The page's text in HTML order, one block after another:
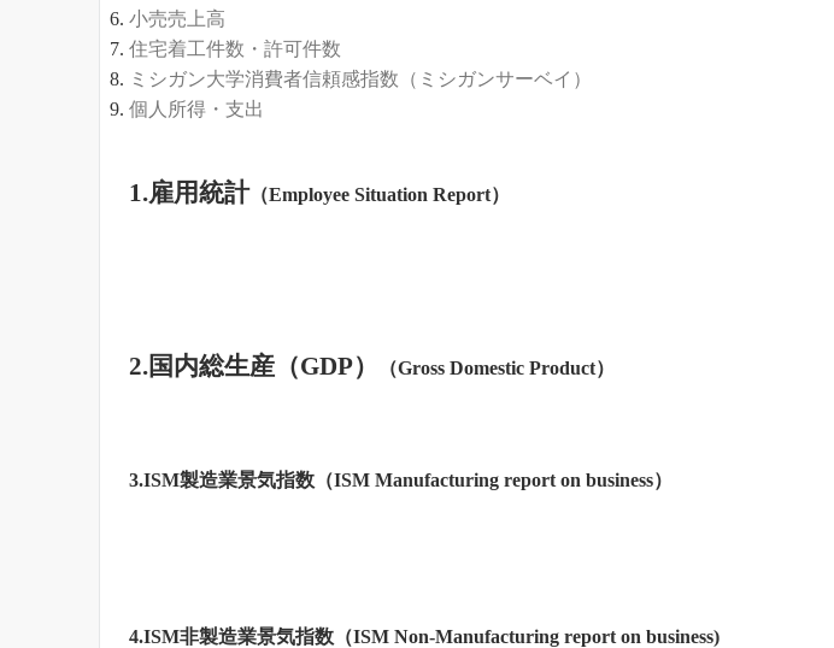
小売売上高
住宅着工件数・許可件数
ミシガン大学消費者信頼感指数（ミシガンサーベイ）
個人所得・支出
1.雇用統計（Employee Situation Report）
2.国内総生産（GDP） （Gross Domestic Product）
3.ISM製造業景気指数 （ISM Manufacturing report on business）
4.ISM非製造業景気指数 （ISM Non-Manufacturing report on business)